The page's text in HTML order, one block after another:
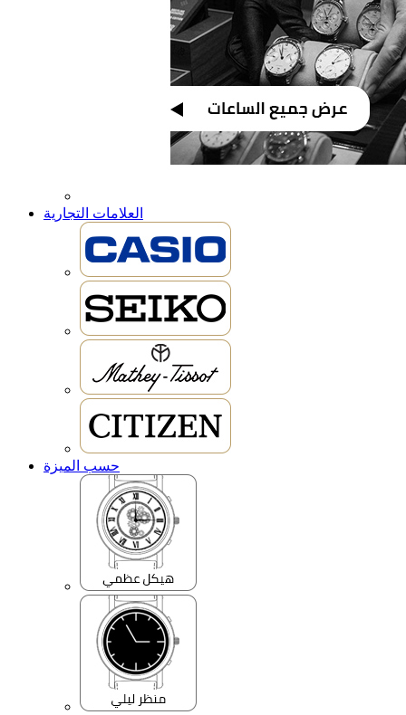
العلامات التجارية
حسب الميزة